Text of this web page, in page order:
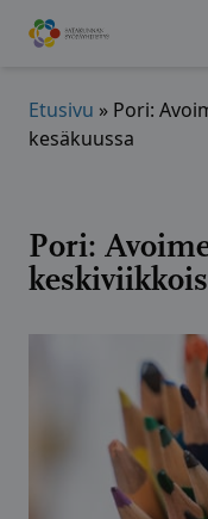
Hyppää
sisältöön
Etusivu » Pori:
kesäkuussa
Pori: